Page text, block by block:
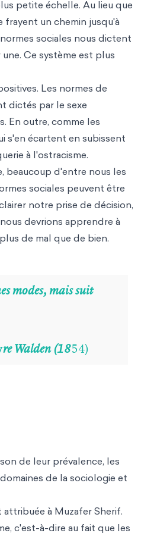
petite échelle. Au lieu que
frayent un chemin jusqu'à
sociales nous dictent
Ce système est plus
Les normes de
dictés par le sexe
En outre, comme les
s'en écartent en subissent
à l'ostracisme.
beaucoup d'entre nous les
sociales peuvent être
notre prise de décision,
devrions apprendre à
de mal que de bien.
modes, mais suit
re Walden (1854)
de leur prévalence, les
de la sociologie et
à Muzafer Sherif.
c'est-à-dire au fait que les